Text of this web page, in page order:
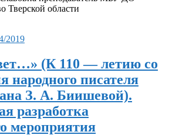
области
2019
(К 110 — летию со
народного писателя
З. А. Биишевой).
разработка
мероприятия